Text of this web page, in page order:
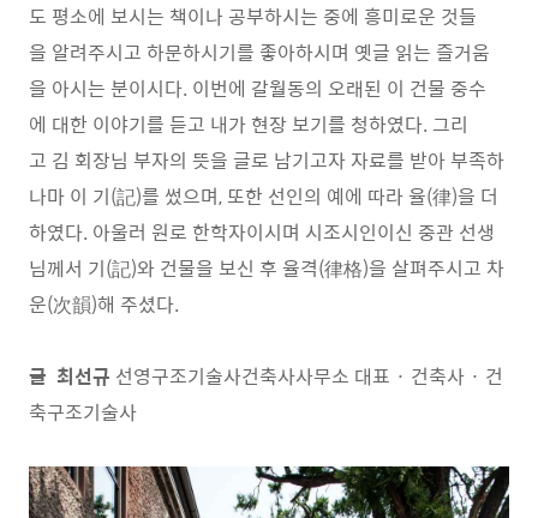
도 평소에 보시는 책이나 공부하시는 중에 흥미로운 것들
을 알려주시고 하문하시기를 좋아하시며 옛글 읽는 즐거움
을 아시는 분이시다. 이번에 갈월동의 오래된 이 건물 중수
에 대한 이야기를 듣고 내가 현장 보기를 청하였다. 그리
고 김 회장님 부자의 뜻을 글로 남기고자 자료를 받아 부족하
나마 이 기(記)를 썼으며, 또한 선인의 예에 따라 율(律)을 더
하였다. 아울러 원로 한학자이시며 시조시인이신 중관 선생
님께서 기(記)와 건물을 보신 후 율격(律格)을 살펴주시고 차
운(次韻)해 주셨다.
글 최선규 선영구조기술사건축사사무소 대표 · 건축사 · 건
축구조기술사